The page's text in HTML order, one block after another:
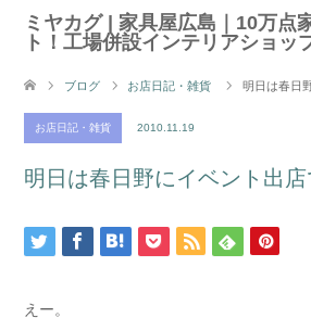
ミヤカグ | 家具屋広島｜10万点
ト！工場併設インテリアショッ
ブログ お店日記・雑貨 明日は春日
お店日記・雑貨 2010.11.19
明日は春日野にイベント出店
えー。